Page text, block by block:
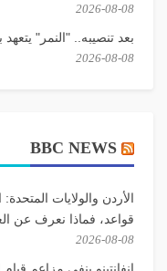
2026-08-08
بعد تنصيبه.. "النمر"
2026-08-08
BBC NEWS
الأردن والولايات
قواعد، فماذا نعرف عن
2026-08-08
إنفانتينو ينفي مزاعم